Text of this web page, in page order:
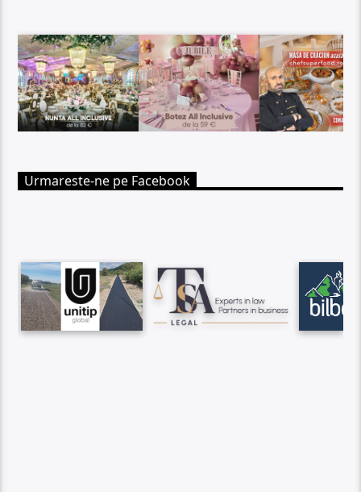
Urmareste-ne pe Facebook